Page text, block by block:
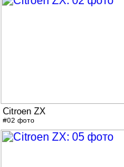
Citroen ZX
#02 фото